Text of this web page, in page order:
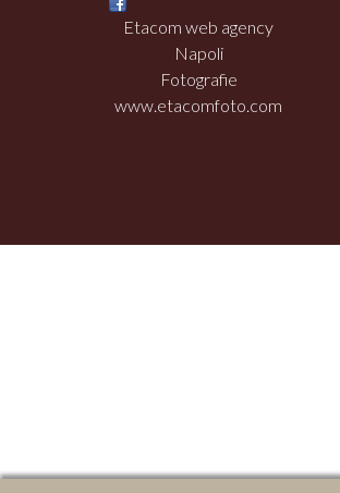
Etacom web agency
Napoli
Fotografie
www.etacomfoto.com